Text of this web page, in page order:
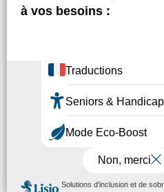
Sur les
PROTECTION
POLITIQUE DE